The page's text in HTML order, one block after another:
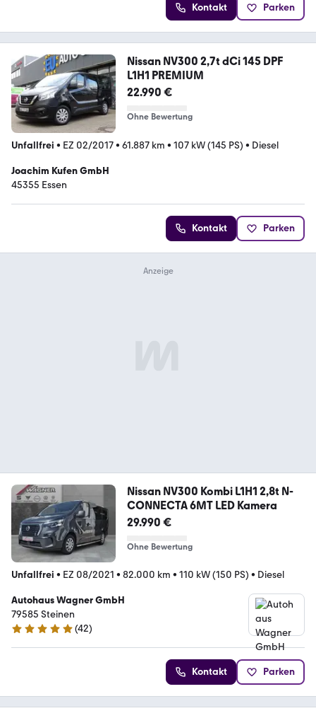
Kontakt Parken
Nissan NV300 2,7t dCi 145 DPF
L1H1 PREMIUM
22.990 €
Ohne Bewertung
Unfallfrei • EZ 02/2017• 61.887 km • 107 kW (145 PS) • Diesel
Joachim Kufen GmbH
45355 Essen
Kontakt Parken
Nissan NV300 Kombi L1H1 2,8t N-
CONNECTA 6MT LED Kamera
29.990 €
Ohne Bewertung
Unfallfrei • EZ 08/2021 • 82.000 km • 110 kW (150 PS) • Diesel
Autohaus Wagner GmbH
79585 Steinen
5 Sterne
(42)
Kontakt Parken